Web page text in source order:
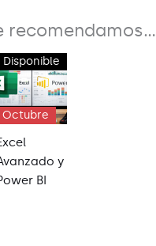
recomendamos…
150 h
Octubre
Disponible
y
BI